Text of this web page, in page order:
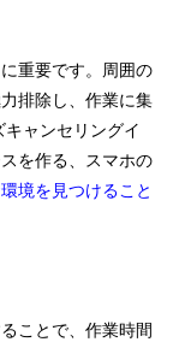
重要です。周囲の
排除し、作業に集
ャンセリングイ
を作る、スマホの
境を見つけること
ことで、作業時間